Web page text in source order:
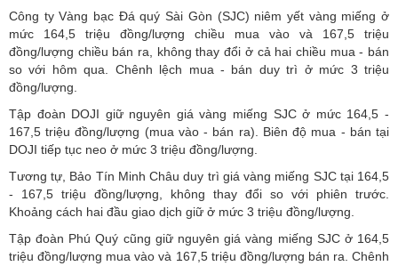
Công ty Vàng bạc Đá quý Sài Gòn (SJC) niêm yết vàng miếng ở
mức 164,5 triệu đồng/lượng chiều mua vào và 167,5 triệu
đồng/lượng chiều bán ra, không thay đổi ở cả hai chiều mua - bán
so với hôm qua. Chênh lệch mua - bán duy trì ở mức 3 triệu
đồng/lượng.
Tập đoàn DOJI giữ nguyên giá vàng miếng SJC ở mức 164,5 -
167,5 triệu đồng/lượng (mua vào - bán ra). Biên độ mua - bán tại
DOJI tiếp tục neo ở mức 3 triệu đồng/lượng.
Tương tự, Bảo Tín Minh Châu duy trì giá vàng miếng SJC tại 164,5
- 167,5 triệu đồng/lượng, không thay đổi so với phiên trước.
Khoảng cách hai đầu giao dịch giữ ở mức 3 triệu đồng/lượng.
Tập đoàn Phú Quý cũng giữ nguyên giá vàng miếng SJC ở 164,5
triệu đồng/lượng mua vào và 167,5 triệu đồng/lượng bán ra. Chênh